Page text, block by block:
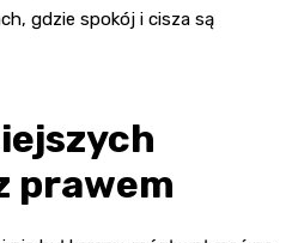
gdzie spokój i cisza są
prawem